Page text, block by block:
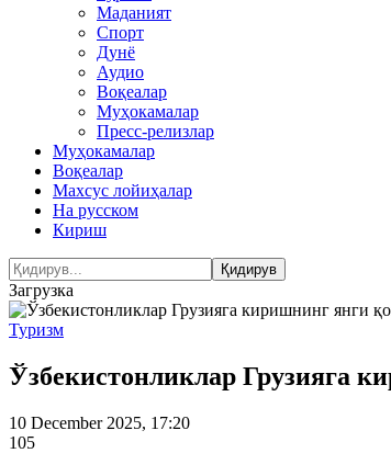
Маданият
Спорт
Дунё
Аудио
Воқеалар
Муҳокамалар
Пресс-релизлар
Муҳокамалар
Воқеалар
Махсус лойиҳалар
На русском
Кириш
Загрузка
Туризм
Ўзбекистонликлар Грузияга
10 December 2025, 17:20
105